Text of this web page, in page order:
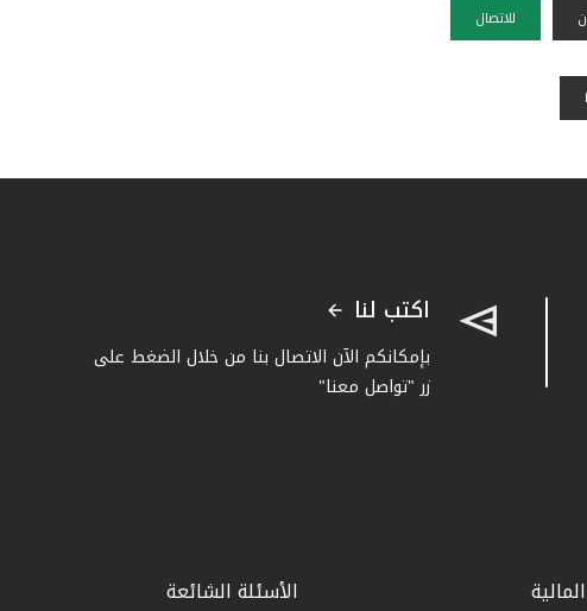
للاتصال
اكتب لنا
بإمكانكم الآن الاتصال بنا من خلال الضغط على
زر "تواصل معنا"
الأسئلة الشائعة